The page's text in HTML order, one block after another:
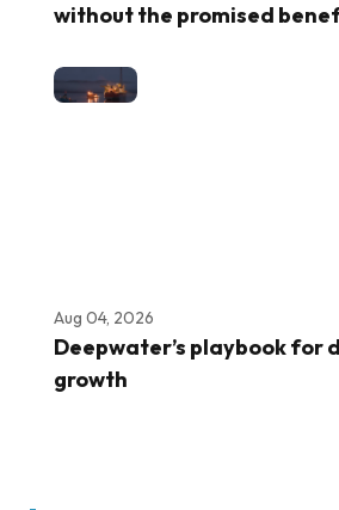
without the promised
Aug 04, 2026
Deepwater’s playbook for
growth